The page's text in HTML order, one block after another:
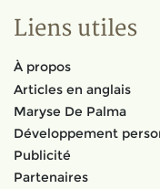
Liens utiles
À propos
Articles en anglais
Maryse De Palma
Développement
Publicité
Partenaires